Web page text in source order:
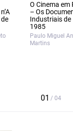
O Cinema em
– Os
Industriais de
1985
Paulo Miguel
Martins